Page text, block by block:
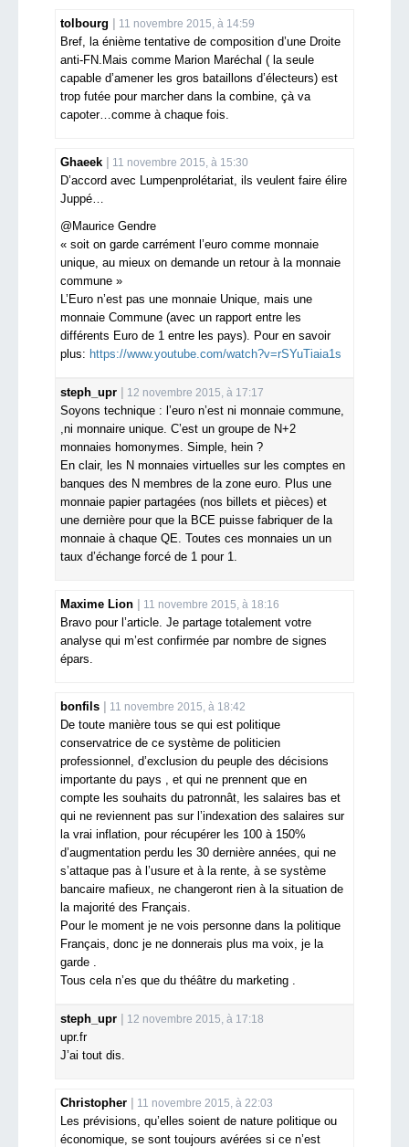
tolbourg 11 novembre 2015, à 14:59
Bref, la énième tentative de composition d’une Droite
anti-FN.Mais comme Marion Maréchal ( la seule
capable d’amener les gros bataillons d’électeurs) est
trop futée pour marcher dans la combine, çà va
capoter…comme à chaque fois.
Ghaeek 11 novembre 2015, à 15:30
D’accord avec Lumpenprolétariat, ils veulent faire élire
Juppé…
@Maurice Gendre
« soit on garde carrément l’euro comme monnaie
unique, au mieux on demande un retour à la monnaie
commune »
L’Euro n’est pas une monnaie Unique, mais une
monnaie Commune (avec un rapport entre les
différents Euro de 1 entre les pays). Pour en savoir
plus: https://www.youtube.com/watch?v=rSYuTiaia1s
steph_upr 12 novembre 2015, à 17:17
Soyons technique : l’euro n’est ni monnaie commune,
,ni monnaire unique. C’est un groupe de N+2
monnaies homonymes. Simple, hein ?
En clair, les N monnaies virtuelles sur les comptes en
banques des N membres de la zone euro. Plus une
monnaie papier partagées (nos billets et pièces) et
une dernière pour que la BCE puisse fabriquer de la
monnaie à chaque QE. Toutes ces monnaies un un
taux d’échange forcé de 1 pour 1.
Maxime Lion 11 novembre 2015, à 18:16
Bravo pour l’article. Je partage totalement votre
analyse qui m’est confirmée par nombre de signes
épars.
bonfils 11 novembre 2015, à 18:42
De toute manière tous se qui est politique
conservatrice de ce système de politicien
professionnel, d’exclusion du peuple des décisions
importante du pays , et qui ne prennent que en
compte les souhaits du patronnât, les salaires bas et
qui ne reviennent pas sur l’indexation des salaires sur
la vrai inflation, pour récupérer les 100 à 150%
d’augmentation perdu les 30 dernière années, qui ne
s’attaque pas à l’usure et à la rente, à se système
bancaire mafieux, ne changeront rien à la situation de
la majorité des Français.
Pour le moment je ne vois personne dans la politique
Français, donc je ne donnerais plus ma voix, je la
garde .
Tous cela n’es que du théâtre du marketing .
steph_upr 12 novembre 2015, à 17:18
upr.fr
J’ai tout dis.
Christopher 11 novembre 2015, à 22:03
Les prévisions, qu’elles soient de nature politique ou
économique, se sont toujours avérées si ce n’est